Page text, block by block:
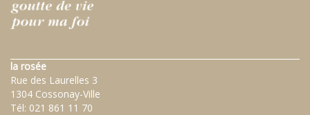
la rosée
Rue des Laurelles 3
1304 Cossonay-Ville
Tél: 021 861 11 70